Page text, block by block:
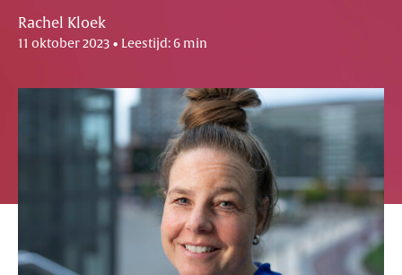
Rachel Kloek
11 oktober 2023 • Leestijd: 6 min